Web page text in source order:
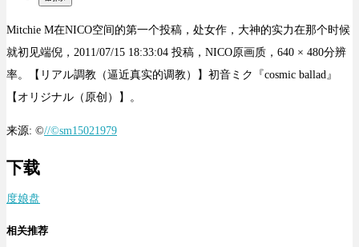
Mitchie M在NICO空间的第一个投稿，处女作，大神的实力在那个时候
就初见端倪，2011/07/15 18:33:04 投稿，NICO原画质，640 × 480分辨
率。【リアル調教（逼近真实的调教）】初音ミク『cosmic ballad』
【オリジナル（原创）】。
来源: ©//©sm15021979
下载
度娘盘
相关推荐